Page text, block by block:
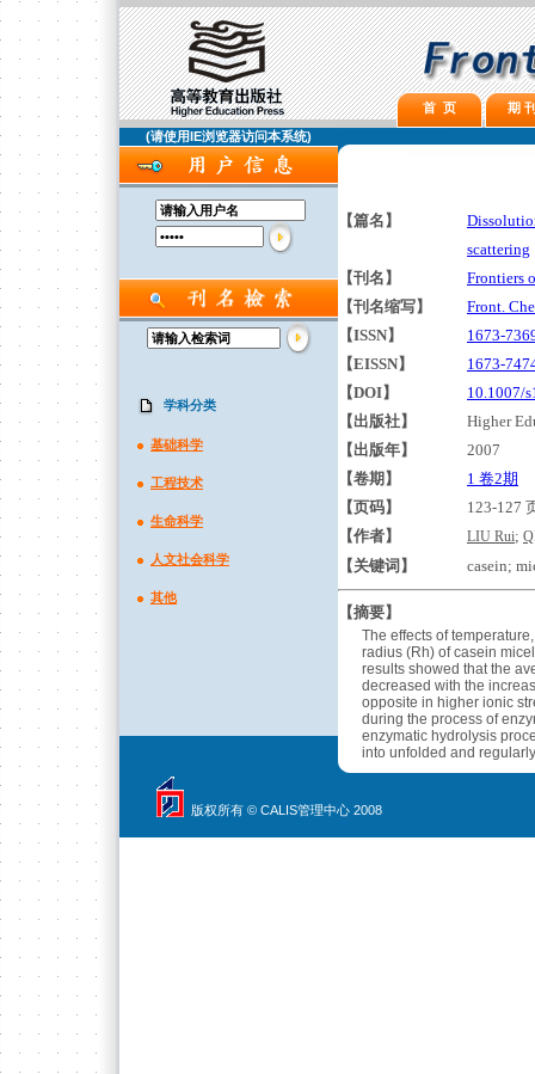
首 页 期
(请使用IE浏览器访问本系统)
学科分类
基础科学
工程技术
生命科学
人文社会科学
其他
【篇名】
scattering
【刊名】
Frontiers
【刊名缩写】
Front.
【ISSN】
1673-
【EISSN】
1673-
【DOI】
10.1007/
【出版社】
Higher
【出版年】
2007
【卷期】
1 卷2期
【页码】
123-127
【作者】
LIU Rui;
【关键词】 casein;
【摘要】
The effects of
radius (Rh) of casein
results showed that the
decreased with the
opposite in higher ionic
during the process of
enzymatic hydrolysis
into unfolded and
版权所有 © CALIS管理中心 2008